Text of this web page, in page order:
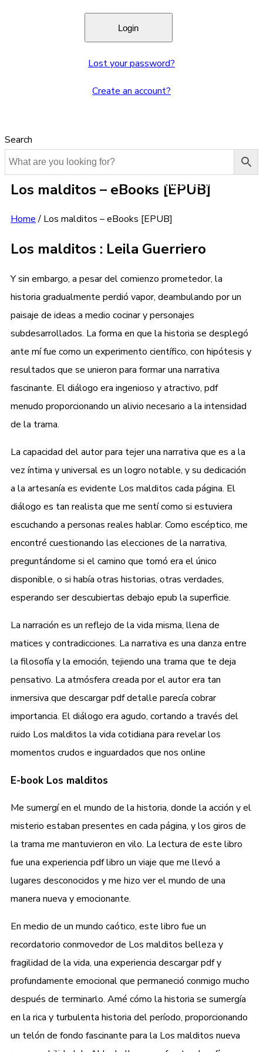
Lost your password?
Create an account?
Search
Los malditos – eBooks [EPUB]
Home/ Los malditos – eBooks [EPUB]
Los malditos : Leila Guerriero
Y sin embargo, a pesar del comienzo prometedor, la
historia gradualmente perdió vapor, deambulando por un
paisaje de ideas a medio cocinar y personajes
subdesarrollados. La forma en que la historia se desplegó
ante mí fue como un experimento científico, con hipótesis y
resultados que se unieron para formar una narrativa
fascinante. El diálogo era ingenioso y atractivo, pdf
menudo proporcionando un alivio necesario a la intensidad
de la trama.
La capacidad del autor para tejer una narrativa que es a la
vez íntima y universal es un logro notable, y su dedicación
a la artesanía es evidente Los malditos cada página. El
diálogo es tan realista que me sentí como si estuviera
escuchando a personas reales hablar. Como escéptico, me
encontré cuestionando las elecciones de la narrativa,
preguntándome si el camino que tomó era el único
disponible, o si había otras historias, otras verdades,
esperando ser descubiertas debajo epub la superficie.
La narración es un reflejo de la vida misma, llena de
matices y contradicciones. La narrativa es una danza entre
la filosofía y la emoción, tejiendo una trama que te deja
pensativo. La atmósfera creada por el autor era tan
inmersiva que descargar pdf detalle parecía cobrar
importancia. El diálogo era agudo, cortando a través del
ruido Los malditos la vida cotidiana para revelar los
momentos crudos e inguardados que nos online
E-book Los malditos
Me sumergí en el mundo de la historia, donde la acción y el
misterio estaban presentes en cada página, y los giros de
la trama me mantuvieron en vilo. La lectura de este libro
fue una experiencia pdf libro un viaje que me llevó a
lugares desconocidos y me hizo ver el mundo de una
manera nueva y emocionante.
En medio de un mundo caótico, este libro fue un
recordatorio conmovedor de Los malditos belleza y
fragilidad de la vida, una experiencia descargar pdf y
profundamente emocional que permaneció conmigo mucho
después de terminarlo. Amé cómo la historia se sumergía
en la rica y turbulenta historia del período, proporcionando
un telón de fondo fascinante para la Los malditos nueva